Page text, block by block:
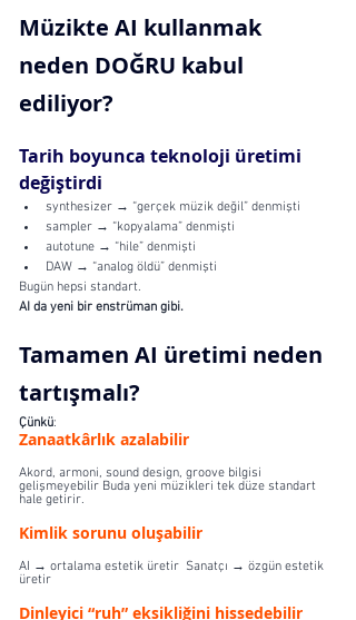
Müzikte AI kullanmak
neden DOĞRU kabul
ediliyor?
Tarih boyunca teknoloji üretimi
değiştirdi
synthesizer → “gerçek müzik değil” denmişti
sampler → “kopyalama” denmişti
autotune → “hile” denmişti
DAW → “analog öldü” denmişti
Bugün hepsi standart.
AI da yeni bir enstrüman gibi.
Tamamen AI üretimi neden
tartışmalı?
Çünkü:
Zanaatkârlık azalabilir
Akord, armoni, sound design, groove bilgisi
gelişmeyebilir Buda yeni müzikleri tek düze standart
hale getirir.
Kimlik sorunu oluşabilir
AI → ortalama estetik üretir  Sanatçı → özgün estetik
üretir
Dinleyici “ruh” eksikliğini hissedebilir